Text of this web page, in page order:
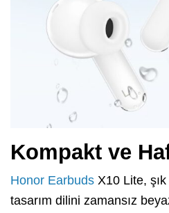
Kompakt ve
Honor Earbuds X10 Lite,
tasarım dilini zamansız